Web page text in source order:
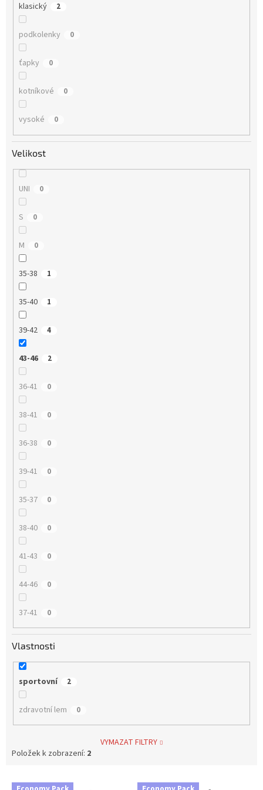
klasický 2
podkolenky 0
ťapky 0
kotníkové 0
vysoké 0
Velikost
UNI 0
S 0
M 0
35-38 1
35-40 1
39-42 4
43-46 2
36-41 0
38-41 0
36-38 0
39-41 0
35-37 0
38-40 0
41-43 0
44-46 0
37-41 0
Vlastnosti
sportovní 2
zdravotní lem 0
VYMAZAT FILTRY
Položek k zobrazení: 2
V